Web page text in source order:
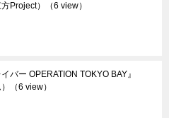
Project） （6 view）
バー OPERATION TOKYO BAY』
（6 view）